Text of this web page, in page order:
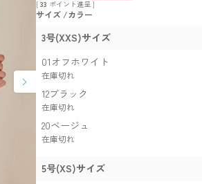
[ 33 ポイント進呈 ]
サイズ カラー
3号(XXS)サイズ
01オフホワイト
在庫切れ
12ブラック
在庫切れ
20ベージュ
在庫切れ
5号(XS)サイズ